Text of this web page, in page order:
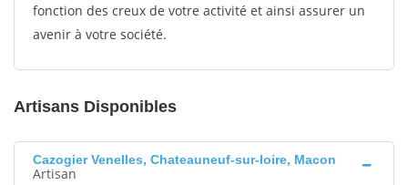
fonction des creux de votre activité et ainsi assurer un
avenir à votre société.
Artisans Disponibles
Cazogier Venelles, Chateauneuf-sur-loire, Macon
Artisan